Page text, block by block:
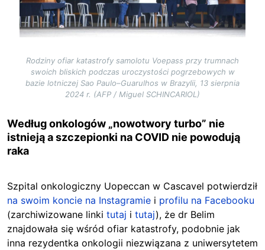
Rodziny ofiar katastrofy samolotu Voepass przy trumnach
swoich bliskich podczas uroczystości pogrzebowych w
bazie lotniczej Sao Paulo–Guarulhos w Brazylii, 13 sierpnia
2024 r. (AFP / Miguel SCHINCARIOL)
Według onkologów „nowotwory turbo” nie
istnieją a szczepionki na COVID nie powodują
raka
Szpital onkologiczny Uopeccan w Cascavel potwierdził
na swoim koncie na Instagramie i profilu na Facebooku
(zarchiwizowane linki tutaj i tutaj), że dr Belim
znajdowała się wśród ofiar katastrofy, podobnie jak
inna rezydentka onkologii niezwiązana z uniwersytetem